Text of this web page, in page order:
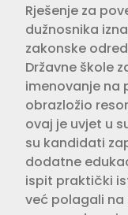
Rješenje za
dužnosnika
zakonske
Državne škole
imenovanje na
obrazložio
ovaj je uvjet u
su kandidati
dodatne
ispit praktički
već polagali